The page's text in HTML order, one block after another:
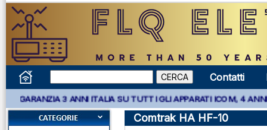
Contatti
3 ANNI ITALIA SU TUTTI GLI APPARATI ICOM, 4 ANNI
Comtrak HA HF-10